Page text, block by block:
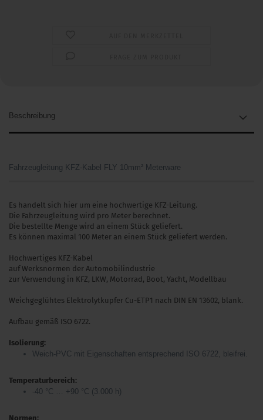
Beschreibung
Fahrzeugleitung KFZ-Kabel FLY 10mm² Meterware
Es handelt sich hier um eine hochwertige KFZ-Leitung.
Die Fahrzeugleitung wird pro Meter berechnet.
Die bestellte Menge wird an einem Stück geliefert.
Es können maximal 100 Meter an einem Stück geliefert werden.
Hochwertiges KFZ-Kabel
auf Werksnormen der Automobilindustrie
zur Verwendung in KFZ, LKW, Motorrad, Boot, Yacht, Modellbau
Weichgeglühtes Elektrolytkupfer Cu-ETP1 nach DIN EN 13602, blank.
Aufbau gemäß ISO 6722.
Isolierung:
Weich-PVC mit Eigenschaften entsprechend ISO 6722, bleifrei.
Temperaturbereich:
-40 °C … +90 °C (3.000 h)
Normen: